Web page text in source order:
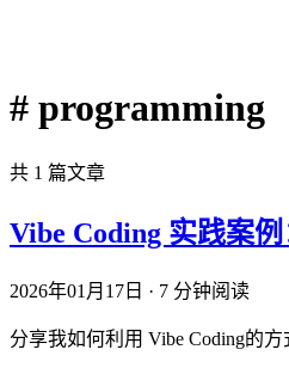
# programming
共 1 篇文章
Vibe Coding 实践案
2026年01月17日 · 7 分钟阅读
分享我如何利用 Vibe Coding的